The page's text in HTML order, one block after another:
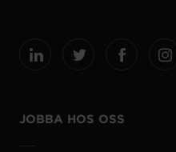
JOBBA HOS OSS